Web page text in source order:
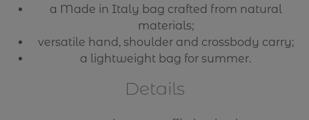
a Made in Italy bag crafted from natural
materials;
versatile hand, shoulder and crossbody carry;
a lightweight bag for summer.
Details